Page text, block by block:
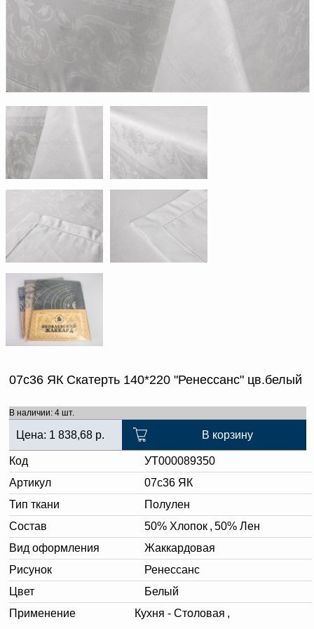
Новости | Статьи
07с36 ЯК Скатерть 140*220 "Ренессанс" цв.белый
В наличии: 4 шт.
Цена: 1 838,68 р. В корзину
Код
УТ000089350
Артикул
07с36 ЯК
Тип ткани
Полулен
Состав
50% Хлопок , 50% Лен
Вид оформления
Жаккардовая
Рисунок
Ренессанс
Цвет
Белый
Применение
Кухня - Столовая ,
Добавить